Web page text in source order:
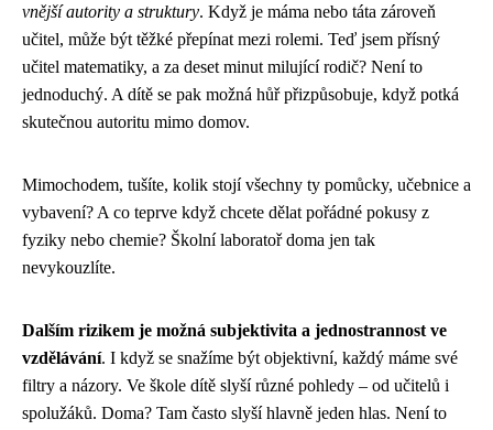
vnější autority a struktury. Když je máma nebo táta zároveň
učitel, může být těžké přepínat mezi rolemi. Teď jsem přísný
učitel matematiky, a za deset minut milující rodič? Není to
jednoduchý. A dítě se pak možná hůř přizpůsobuje, když potká
skutečnou autoritu mimo domov.
Mimochodem, tušíte, kolik stojí všechny ty pomůcky, učebnice a
vybavení? A co teprve když chcete dělat pořádné pokusy z
fyziky nebo chemie? Školní laboratoř doma jen tak
nevykouzlíte.
Dalším rizikem je možná subjektivita a jednostrannost ve
vzdělávání. I když se snažíme být objektivní, každý máme své
filtry a názory. Ve škole dítě slyší různé pohledy – od učitelů i
spolužáků. Doma? Tam často slyší hlavně jeden hlas. Není to